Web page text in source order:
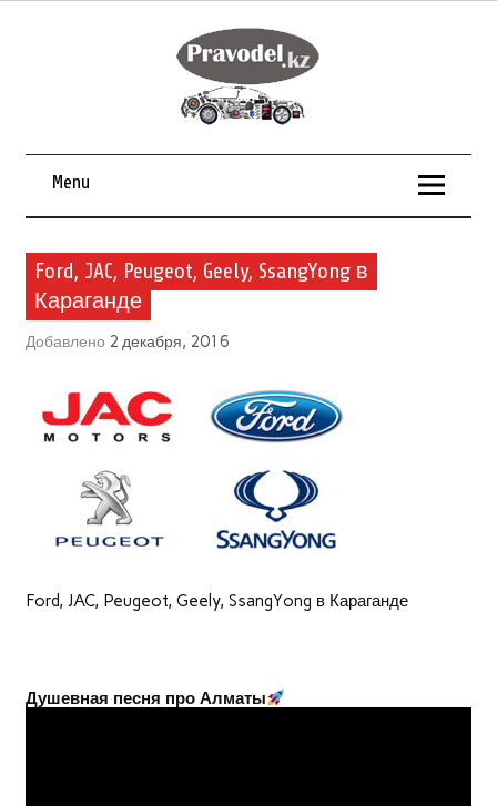
Menu
Ford, JAC, Peugeot, Geely, SsangYong в
Караганде
Добавлено 2 декабря, 2016
Ford, JAC, Peugeot, Geely, SsangYong в Караганде
Душевная песня про Алматы